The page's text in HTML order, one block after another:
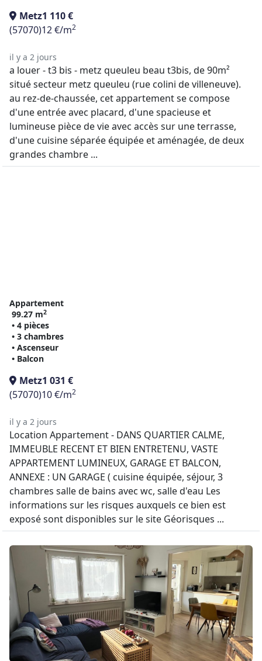
Metz1 110 €
(57070)12 €/m2
il y a 2 jours
a louer - t3 bis - metz queuleu beau t3bis, de 90m²
situé secteur metz queuleu (rue colini de villeneuve).
au rez-de-chaussée, cet appartement se compose
d'une entrée avec placard, d'une spacieuse et
lumineuse pièce de vie avec accès sur une terrasse,
d'une cuisine séparée équipée et aménagée, de deux
grandes chambre ...
Appartement
99.27 m2
• 4 pièces
• 3 chambres
• Ascenseur
• Balcon
Metz1 031 €
(57070)10 €/m2
il y a 2 jours
Location Appartement - DANS QUARTIER CALME,
IMMEUBLE RECENT ET BIEN ENTRETENU, VASTE
APPARTEMENT LUMINEUX, GARAGE ET BALCON,
ANNEXE : UN GARAGE ( cuisine équipée, séjour, 3
chambres salle de bains avec wc, salle d'eau Les
informations sur les risques auxquels ce bien est
exposé sont disponibles sur le site Géorisques ...